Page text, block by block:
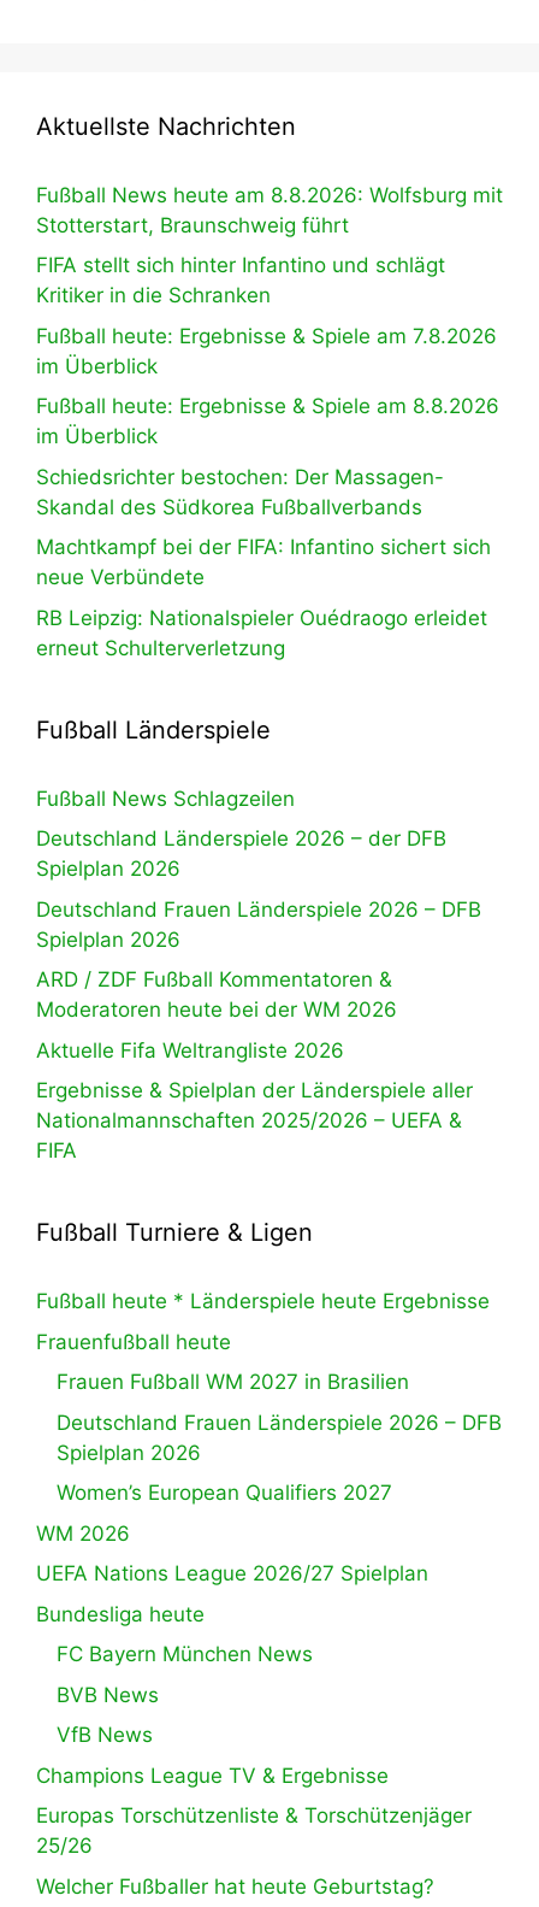
Aktuellste Nachrichten
Fußball News heute am 8.8.2026: Wolfsburg mit
Stotterstart, Braunschweig führt
FIFA stellt sich hinter Infantino und schlägt
Kritiker in die Schranken
Fußball heute: Ergebnisse & Spiele am 7.8.2026
im Überblick
Fußball heute: Ergebnisse & Spiele am 8.8.2026
im Überblick
Schiedsrichter bestochen: Der Massagen-
Skandal des Südkorea Fußballverbands
Machtkampf bei der FIFA: Infantino sichert sich
neue Verbündete
RB Leipzig: Nationalspieler Ouédraogo erleidet
erneut Schulterverletzung
Fußball Länderspiele
Fußball News Schlagzeilen
Deutschland Länderspiele 2026 – der DFB
Spielplan 2026
Deutschland Frauen Länderspiele 2026 – DFB
Spielplan 2026
ARD / ZDF Fußball Kommentatoren &
Moderatoren heute bei der WM 2026
Aktuelle Fifa Weltrangliste 2026
Ergebnisse & Spielplan der Länderspiele aller
Nationalmannschaften 2025/2026 – UEFA &
FIFA
Fußball Turniere & Ligen
Fußball heute * Länderspiele heute Ergebnisse
Frauenfußball heute
Frauen Fußball WM 2027 in Brasilien
Deutschland Frauen Länderspiele 2026 – DFB
Spielplan 2026
Women’s European Qualifiers 2027
WM 2026
UEFA Nations League 2026/27 Spielplan
Bundesliga heute
FC Bayern München News
BVB News
VfB News
Champions League TV & Ergebnisse
Europas Torschützenliste & Torschützenjäger
25/26
Welcher Fußballer hat heute Geburtstag?